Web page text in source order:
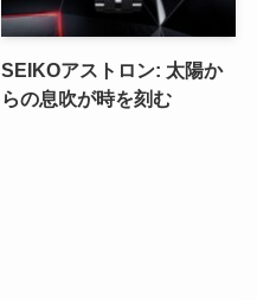
SEIKOアストロン: 太陽か
らの息吹が時を刻む